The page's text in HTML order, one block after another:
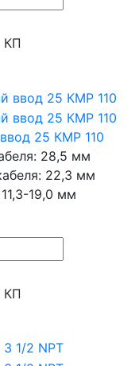
КП
25 КМР 110
28,5 мм
22,3 мм
19,0 мм
КП